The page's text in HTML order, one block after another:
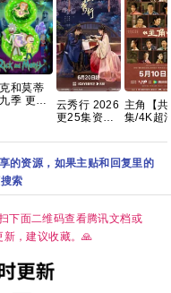
和莫蒂
季 更1
云秀行 2026
更25集资源
清网盘资源
主角【
集/4K超
张艺谋监
制，王菲
唱 夸克
的资源，如果主贴和回复里的
索
下面二维码查看腾讯文档或
新，建议收藏。🙏